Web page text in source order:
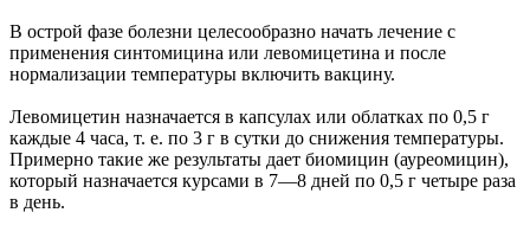
В острой фазе болезни целесообразно начать лечение с
применения синтомицина или левомицетина и после
нормализации температуры включить вакцину.
Левомицетин назначается в капсулах или облатках по 0,5 г
каждые 4 часа, т. е. по 3 г в сутки до снижения температуры.
Примерно такие же результаты дает биомицин (ауреомицин),
который назначается курсами в 7—8 дней по 0,5 г четыре раза
в день.